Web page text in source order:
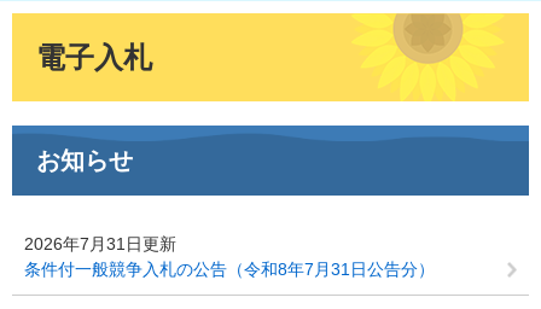
へ
電子入札
お知らせ
2026年7月31日更新
条件付一般競争入札の公告（令和8年7月31日公告分）